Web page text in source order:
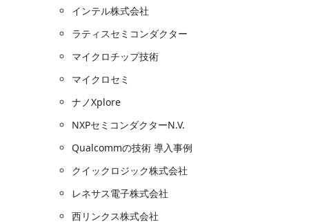
インテル株式会社
ラティスセミコンダクター
マイクロチップ技術
マイクロセミ
ナノXplore
NXPセミコンダクターN.V.
Qualcommの技術 導入事例
クイックロジック株式会社
レネサス電子株式会社
西リンクス株式会社